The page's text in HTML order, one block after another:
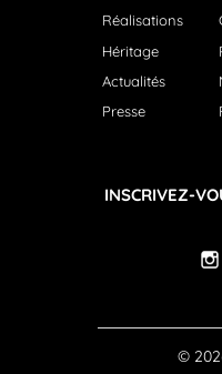
Réalisations
Héritage
Actualités
Presse
INSCRIVEZ-
©